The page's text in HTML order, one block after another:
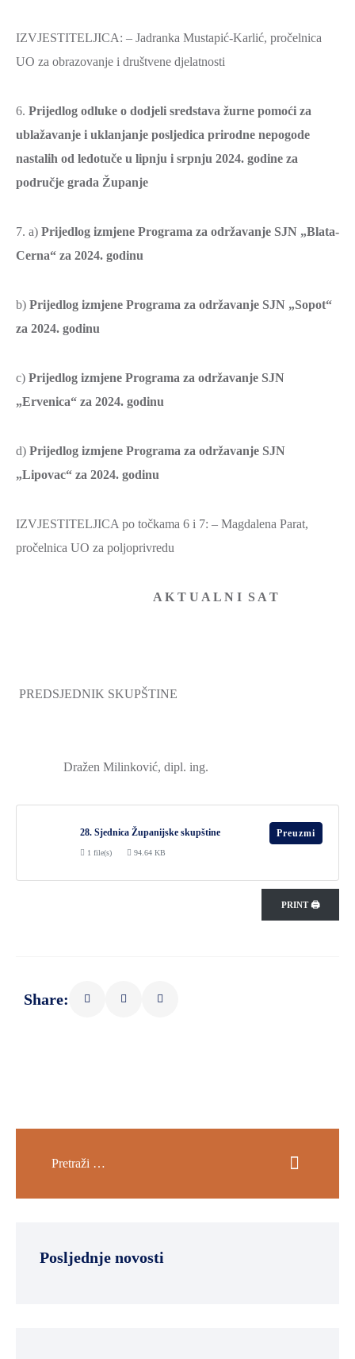
IZVJESTITELJICA: – Jadranka Mustapić-Karlić, pročelnica
UO za obrazovanje i društvene djelatnosti
6. Prijedlog odluke o dodjeli sredstava žurne pomoći za
ublažavanje i uklanjanje posljedica prirodne nepogode
nastalih od ledotuče u lipnju i srpnju 2024. godine za
područje grada Županje
7. a) Prijedlog izmjene Programa za održavanje SJN „Blata-
Cerna“ za 2024. godinu
b) Prijedlog izmjene Programa za održavanje SJN „Sopot“
za 2024. godinu
c) Prijedlog izmjene Programa za održavanje SJN
„Ervenica“ za 2024. godinu
d) Prijedlog izmjene Programa za održavanje SJN
„Lipovac“ za 2024. godinu
IZVJESTITELJICA po točkama 6 i 7: – Magdalena Parat,
pročelnica UO za poljoprivredu
A K T U A L N I S A T
PREDSJEDNIK SKUPŠTINE
Dražen Milinković, dipl. ing.
28. Sjednica Županijske skupštine
1 file(s) 94.64 KB
Preuzmi
PRINT 🖨
Share:
Posljednje novosti